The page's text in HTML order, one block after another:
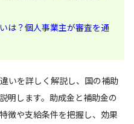
は？個人事業主が審査を通
いを詳しく解説し、国の補助
明します。助成金と補助金の
徴や支給条件を把握し、効果